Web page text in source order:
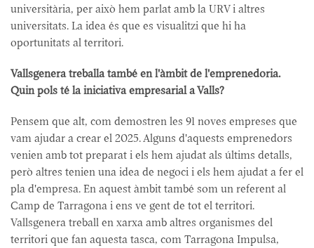
universitària, per això hem parlat amb la URV i altres
universitats. La idea és que es visualitzi que hi ha
oportunitats al territori.
Vallsgenera treballa també en l'àmbit de l'emprenedoria.
Quin pols té la iniciativa empresarial a Valls?
Pensem que alt, com demostren les 91 noves empreses que
vam ajudar a crear el 2025. Alguns d'aquests emprenedors
venien amb tot preparat i els hem ajudat als últims detalls,
però altres tenien una idea de negoci i els hem ajudat a fer el
pla d'empresa. En aquest àmbit també som un referent al
Camp de Tarragona i ens ve gent de tot el territori.
Vallsgenera treball en xarxa amb altres organismes del
territori que fan aquesta tasca, com Tarragona Impulsa,